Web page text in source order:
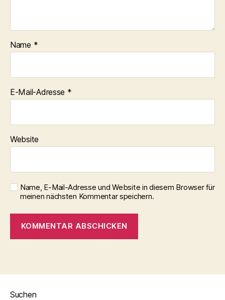
Name *
E-Mail-Adresse *
Website
Name, E-Mail-Adresse und Website in diesem Browser für
meinen nächsten Kommentar speichern.
Suchen